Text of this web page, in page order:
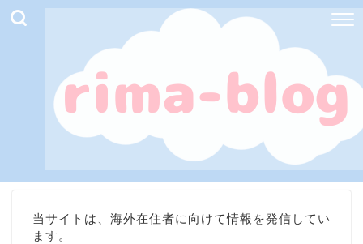
当サイトは、海外在住者に向けて情報を発信してい
ます。